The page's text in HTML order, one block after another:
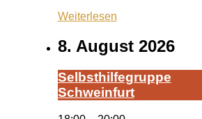
Erlangen
Weiterlesen
8. August 2026
Selbst­hil­fe­grup­pe
Schwein­furt